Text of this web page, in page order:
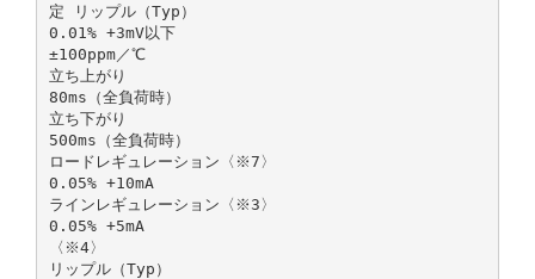
定 リップル（Typ）
0.01% +3mV以下
±100ppm／℃
立ち上がり
80ms（全負荷時）
立ち下がり
500ms（全負荷時）
ロードレギュレーション〈※7〉
0.05% +10mA
ラインレギュレーション〈※3〉
0.05% +5mA
〈※4〉
リップル（Typ）